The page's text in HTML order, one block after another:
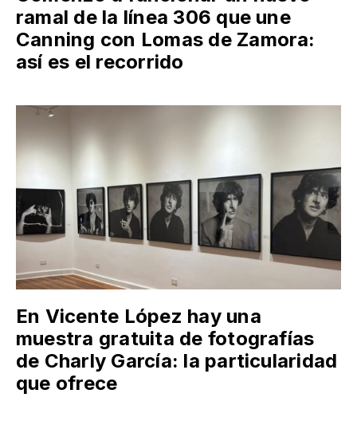
ramal de la línea 306 que une
Canning con Lomas de Zamora:
así es el recorrido
En Vicente López hay una
muestra gratuita de fotografías
de Charly García: la particularidad
que ofrece